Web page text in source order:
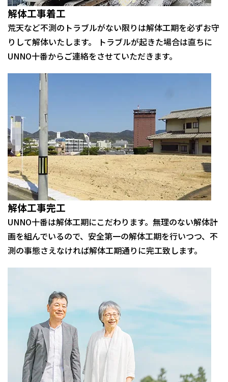
解体工事着工
荒天など不測のトラブルがない限りは解体工期を必ずお守
りして解体いたします。 トラブルが起きた場合は直ちに
UNNO十番からご連絡をさせていただきます。
解体工事完工
UNNO十番は解体工期にこだわります。無理のない解体計
画を組んでいるので、安全第一の解体工期を行いつつ、不
測の事態さえなければ解体工期通りに完工致します。